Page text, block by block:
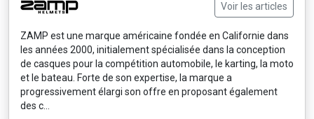
Voir les articles
ZAMP est une marque américaine fondée en Californie dans
les années 2000, initialement spécialisée dans la conception
de casques pour la compétition automobile, le karting, la moto
et le bateau. Forte de son expertise, la marque a
progressivement élargi son offre en proposant également
des c...